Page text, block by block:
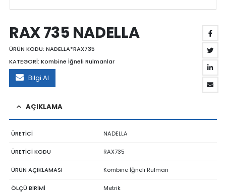
RAX 735 NADELLA
ÜRÜN KODU: NADELLA*RAX735
KATEGORİ: Kombine İğneli Rulmanlar
Bilgi Al
AÇIKLAMA
ÜRETİCİ NADELLA
ÜRETİCİ KODU RAX735
ÜRÜN AÇIKLAMASI Kombine İğneli Rulman
ÖLÇÜ BİRİMİ Metrik